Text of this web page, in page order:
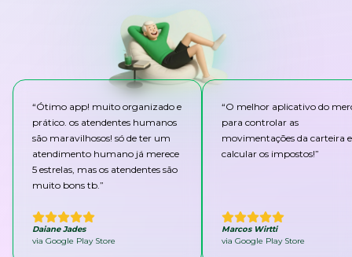
“Ótimo app! muito organizado e
prático. os atendentes humanos
são maravilhosos! só de ter um
atendimento humano já merece
5 estrelas, mas os atendentes são
muito bons tb.”
Daiane Jades
via Google Play Store
“O melhor aplicativo do
para controlar as
movimentações da carteira e
calcular os impostos!”
Marcos Wirtti
via Google Play Store